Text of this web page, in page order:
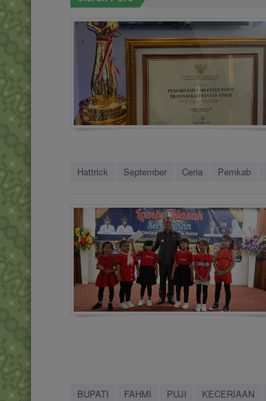
Hattrick September Ceria Pemkab
BUPATI FAHMI PUJI KECERIAAN